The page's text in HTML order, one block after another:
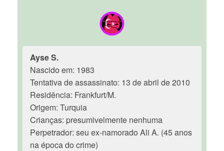
Ayse S.
Nascido em: 1983
Tentativa de assassinato: 13 de abril de 2010
Residência: Frankfurt/M.
Origem: Turquia
Crianças: presumivelmente nenhuma
Perpetrador: seu ex-namorado Ali A. (45 anos
na época do crime)